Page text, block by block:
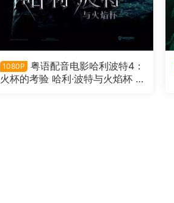
1080P
粤语配音电影哈利波特4：
火杯的考验 哈利·波特与火焰杯 H